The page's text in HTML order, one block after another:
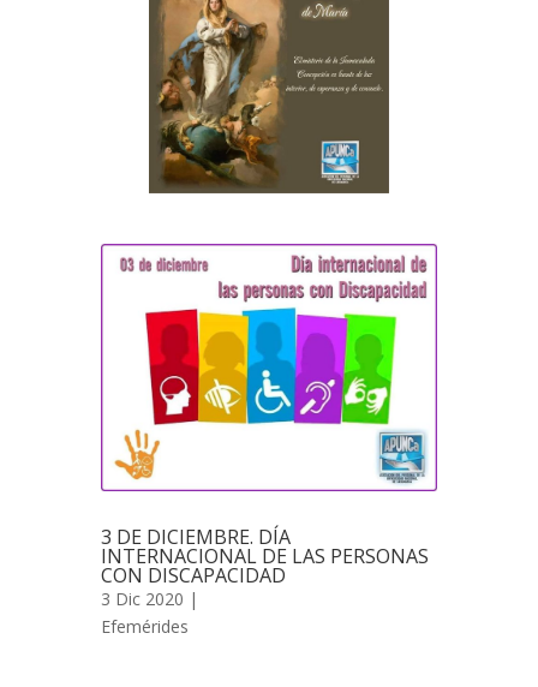
3 DE DICIEMBRE. DÍA
INTERNACIONAL DE LAS PERSONAS
CON DISCAPACIDAD
3 Dic 2020 |
Efemérides